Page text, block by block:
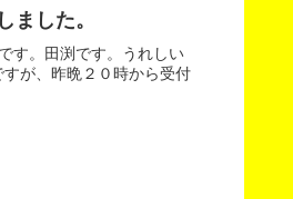
ました。
す。田渕です。うれしい
が、昨晩２０時から受付